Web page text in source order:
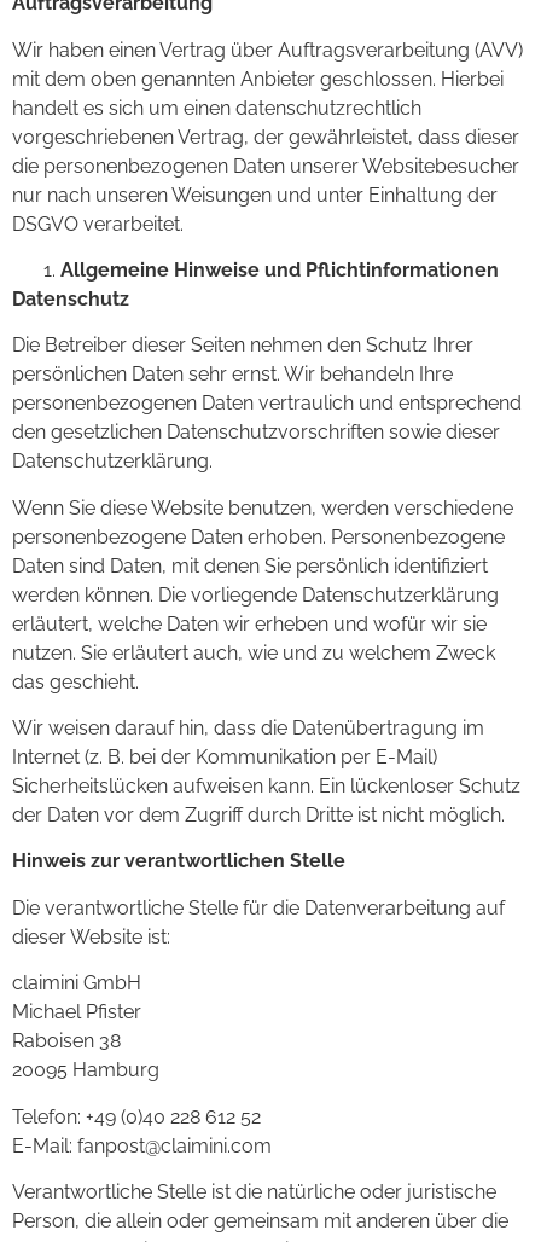
Wir haben einen Vertrag über Auftragsverarbeitung (AVV)
mit dem oben genannten Anbieter geschlossen. Hierbei
handelt es sich um einen datenschutzrechtlich
vorgeschriebenen Vertrag, der gewährleistet, dass dieser
die personenbezogenen Daten unserer Websitebesucher
nur nach unseren Weisungen und unter Einhaltung der
DSGVO verarbeitet.
Allgemeine Hinweise und Pflichtinformationen
Datenschutz
Die Betreiber dieser Seiten nehmen den Schutz Ihrer
persönlichen Daten sehr ernst. Wir behandeln Ihre
personenbezogenen Daten vertraulich und entsprechend
den gesetzlichen Datenschutzvorschriften sowie dieser
Datenschutzerklärung.
Wenn Sie diese Website benutzen, werden verschiedene
personenbezogene Daten erhoben. Personenbezogene
Daten sind Daten, mit denen Sie persönlich identifiziert
werden können. Die vorliegende Datenschutzerklärung
erläutert, welche Daten wir erheben und wofür wir sie
nutzen. Sie erläutert auch, wie und zu welchem Zweck
das geschieht.
Wir weisen darauf hin, dass die Datenübertragung im
Internet (z. B. bei der Kommunikation per E-Mail)
Sicherheitslücken aufweisen kann. Ein lückenloser Schutz
der Daten vor dem Zugriff durch Dritte ist nicht möglich.
Hinweis zur verantwortlichen Stelle
Die verantwortliche Stelle für die Datenverarbeitung auf
dieser Website ist:
claimini GmbH
Michael Pfister
Raboisen 38
20095 Hamburg
Telefon: +49 (0)40 228 612 52
E-Mail: fanpost@claimini.com
Verantwortliche Stelle ist die natürliche oder juristische
Person, die allein oder gemeinsam mit anderen über die